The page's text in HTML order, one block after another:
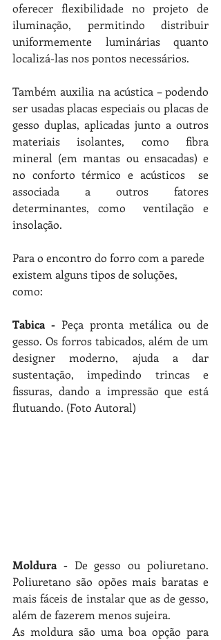
oferecer flexibilidade no projeto de
iluminação, permitindo distribuir
uniformemente luminárias quanto
localizá-las nos pontos necessários.
Também auxilia na acústica – podendo
ser usadas placas especiais ou placas de
gesso duplas, aplicadas junto a outros
materiais isolantes, como fibra
mineral (em mantas ou ensacadas) e
no conforto térmico e acústicos  se
associada a outros fatores
determinantes, como  ventilação e
insolação.
Para o encontro do forro com a parede
existem alguns tipos de soluções,
como:
Tabica - Peça pronta metálica ou de
gesso. Os forros tabicados, além de um
designer moderno, ajuda a dar
sustentação, impedindo trincas e
fissuras, dando a impressão que está
flutuando. (Foto Autoral)
Moldura - De gesso ou poliuretano.
Poliuretano são opões mais baratas e
mais fáceis de instalar que as de gesso,
além de fazerem menos sujeira.
As moldura são uma boa opção para